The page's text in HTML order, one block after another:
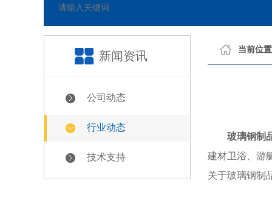
新闻资讯
公司动态
行业动态
技术支持
当前位
玻璃钢制
建材卫浴、游
关于玻璃钢制